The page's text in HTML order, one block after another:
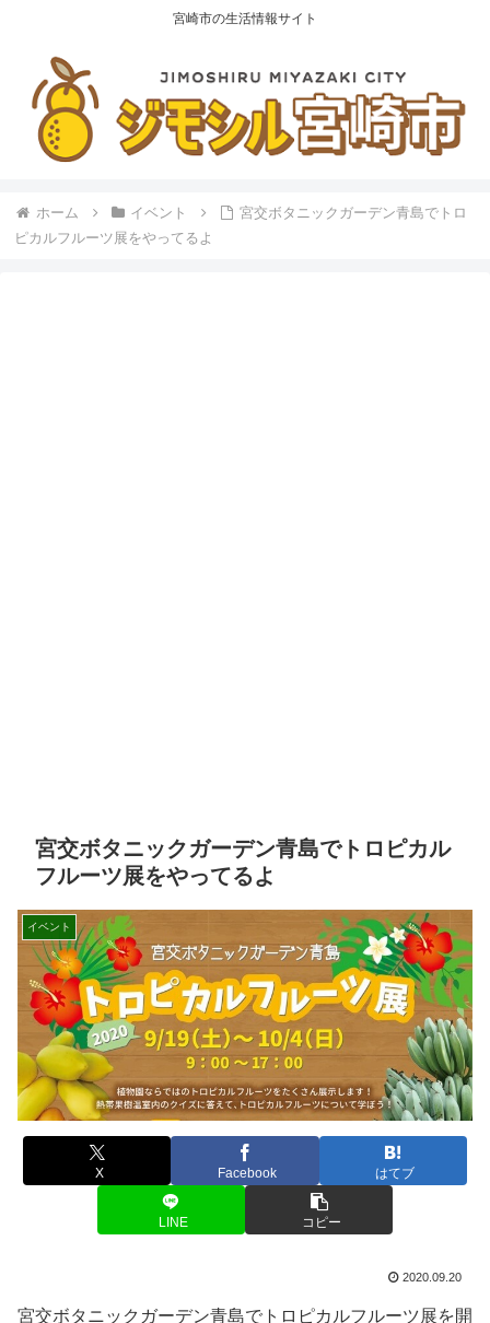
宮崎市の生活情報サイト
ホーム イベント
宮交ボタニックガーデン青島でトロ
ピカルフルーツ展をやってるよ
宮交ボタニックガーデン青島でトロピカル
フルーツ展をやってるよ
イベント
X Facebook はてブ
LINE コピー
2020.09.20
宮交ボタニックガーデン青島でトロピカルフルーツ展を開